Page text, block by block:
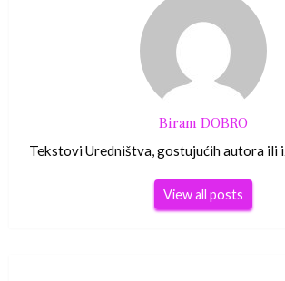
Biram DOBRO
Tekstovi Uredništva, gostujućih autora ili
View all posts